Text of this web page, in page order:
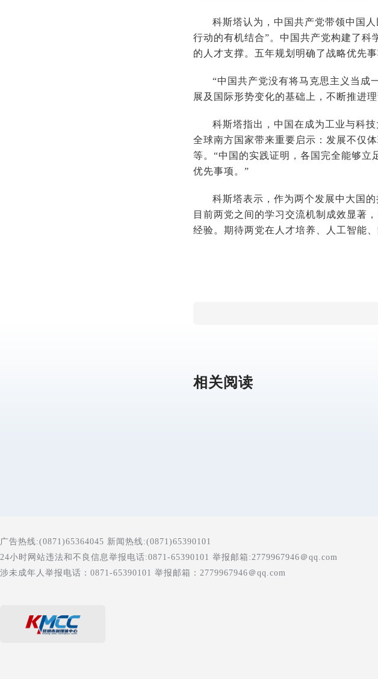
科斯塔认为，中国共产党带领中国
行动的有机结合”。中国共产党构建了
的人才支撑。五年规划明确了战略优先
“中国共产党没有将马克思主义当成
展及国际形势变化的基础上，不断推进理
科斯塔指出，中国在成为工业与科
全球南方国家带来重要启示：发展不仅
等。“中国的实践证明，各国完全能够立
优先事项。”
科斯塔表示，作为两个发展中大国
目前两党之间的学习交流机制成效显著
经验。期待两党在人才培养、人工智能
相关阅读
广告热线:(0871)65364045 新闻热线:(0871)65390101
24小时网站违法和不良信息举报电话:0871-65390101 举报邮箱:2779967946＠qq.com
涉未成年人举报电话：0871-65390101 举报邮箱：2779967946＠qq.com